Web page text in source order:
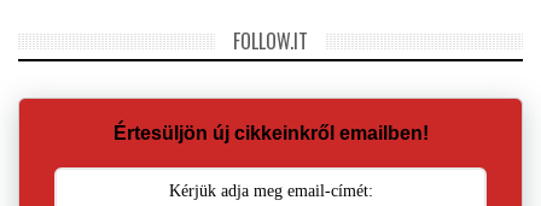
FOLLOW.IT
Értesüljön új cikkeinkről emailben!